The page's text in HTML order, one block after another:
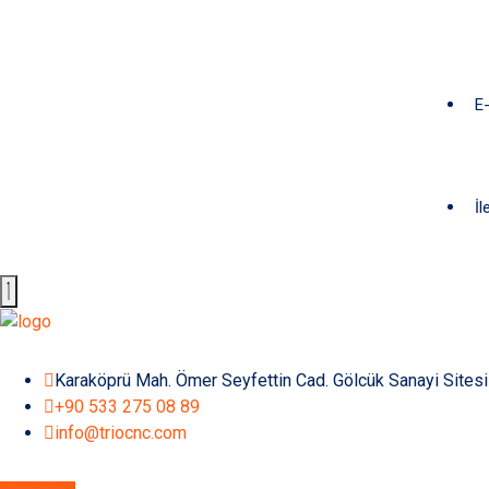
Karaköprü Mah. Ömer Seyfettin Cad. Gölcük Sanayi
+90 533 275 08 89
info@triocnc.com